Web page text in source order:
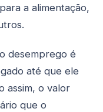
a alimentação,
desemprego é
até que ele
assim, o valor
que o